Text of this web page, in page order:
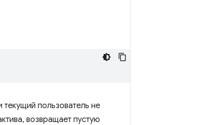
пользователь не
возвращает пустую